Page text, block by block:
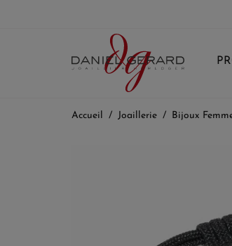
Accueil Joaillerie Bijoux